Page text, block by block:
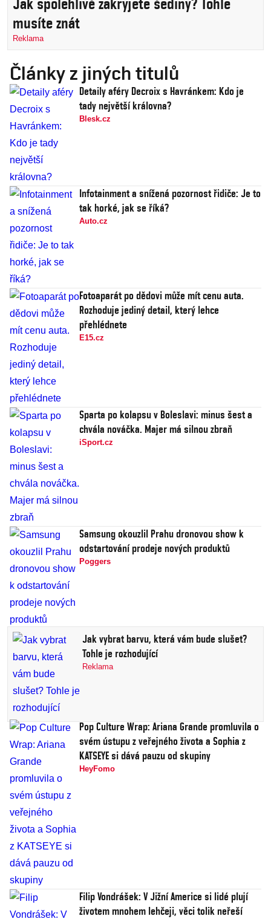
Jak spolehlivě zakryjete šediny? Tohle
musíte znát
Reklama
Články z jiných titulů
Detaily aféry Decroix s Havránkem: Kdo je
tady největší královna?
Blesk.cz
Infotainment a snížená pozornost řidiče: Je to
tak horké, jak se říká?
Auto.cz
Fotoaparát po dědovi může mít cenu auta.
Rozhoduje jediný detail, který lehce
přehlédnete
E15.cz
Sparta po kolapsu v Boleslavi: minus šest a
chvála nováčka. Majer má silnou zbraň
iSport.cz
Samsung okouzlil Prahu dronovou show k
odstartování prodeje nových produktů
Poggers
Jak vybrat barvu, která vám bude slušet?
Tohle je rozhodující
Reklama
Pop Culture Wrap: Ariana Grande promluvila o
svém ústupu z veřejného života a Sophia z
KATSEYE si dává pauzu od skupiny
HeyFomo
Filip Vondrášek: V Jižní Americe si lidé plují
životem mnohem lehčeji, věci tolik neřeší